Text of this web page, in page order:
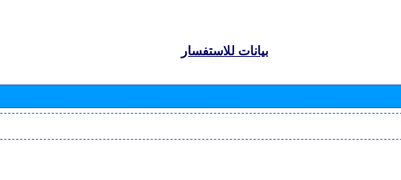
بيانات للاستفسار